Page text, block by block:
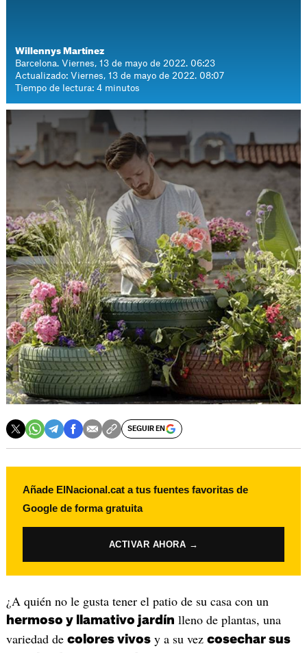
Willennys Martínez
Barcelona. Viernes, 13 de mayo de 2022. 06:23
Actualizado: Viernes, 13 de mayo de 2022. 08:07
Tiempo de lectura: 4 minutos
SEGUIR EN
Añade ElNacional.cat a tus fuentes favoritas de
Google de forma gratuita
ACTIVAR AHORA →
¿A quién no le gusta tener el patio de su casa con un
hermoso y llamativo jardín lleno de plantas, una
variedad de colores vivosy a su vez cosechar sus